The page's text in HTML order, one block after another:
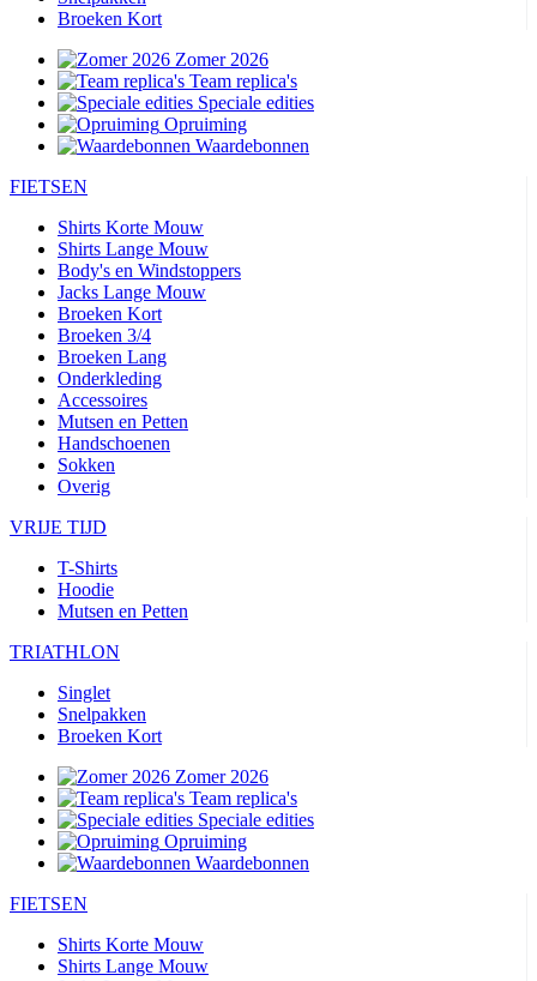
Broeken Kort
Zomer 2026
Team replica's
Speciale edities
Opruiming
Waardebonnen
FIETSEN
Shirts Korte Mouw
Shirts Lange Mouw
Body's en Windstoppers
Jacks Lange Mouw
Broeken Kort
Broeken 3/4
Broeken Lang
Onderkleding
Accessoires
Mutsen en Petten
Handschoenen
Sokken
Overig
VRIJE TIJD
T-Shirts
Hoodie
Mutsen en Petten
TRIATHLON
Singlet
Snelpakken
Broeken Kort
Zomer 2026
Team replica's
Speciale edities
Opruiming
Waardebonnen
FIETSEN
Shirts Korte Mouw
Shirts Lange Mouw